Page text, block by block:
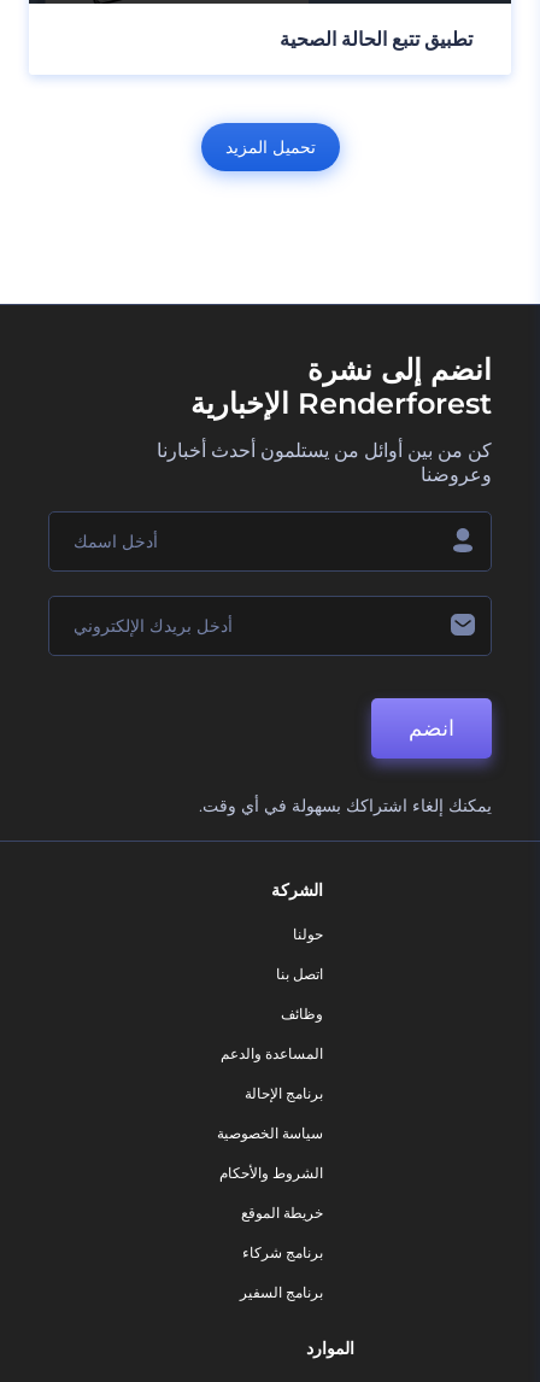
تطبيق تتبع الحالة الصحية
تحميل المزيد
انضم إلى نشرة
Renderforest الإخبارية
كن من بين أوائل من يستلمون أحدث أخبارنا
وعروضنا
انضم
يمكنك إلغاء اشتراكك بسهولة في أي وقت.
الشركة
حولنا
اتصل بنا
وظائف
المساعدة والدعم
برنامج الإحالة
سياسة الخصوصية
الشروط والأحكام
خريطة الموقع
برنامج شركاء
برنامج السفير
الموارد